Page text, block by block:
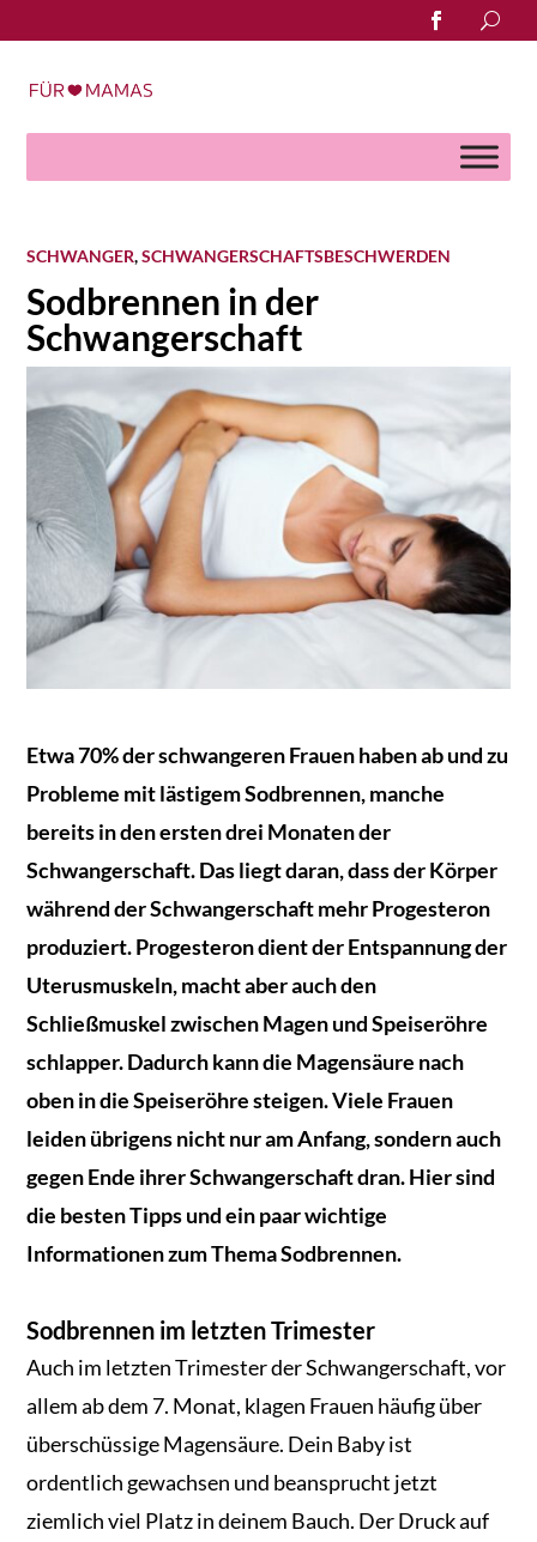
Search
for:
SCHWANGER,SCHWANGERSCHAFTSBESCHWERDEN
Sodbrennen in der
Schwangerschaft
Etwa 70% der schwangeren Frauen haben ab und zu
Probleme mit lästigem Sodbrennen, manche
bereits in den ersten drei Monaten der
Schwangerschaft. Das liegt daran, dass der Körper
während der Schwangerschaft mehr Progesteron
produziert. Progesteron dient der Entspannung der
Uterusmuskeln, macht aber auch den
Schließmuskel zwischen Magen und Speiseröhre
schlapper. Dadurch kann die Magensäure nach
oben in die Speiseröhre steigen. Viele Frauen
leiden übrigens nicht nur am Anfang, sondern auch
gegen Ende ihrer Schwangerschaft dran. Hier sind
die besten Tipps und ein paar wichtige
Informationen zum Thema Sodbrennen.
Sodbrennen im letzten Trimester
Auch im letzten Trimester der Schwangerschaft, vor
allem ab dem 7. Monat, klagen Frauen häufig über
überschüssige Magensäure. Dein Baby ist
ordentlich gewachsen und beansprucht jetzt
ziemlich viel Platz in deinem Bauch. Der Druck auf